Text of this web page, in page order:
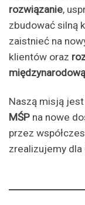
rozwiązanie,
zbudować silną
zaistnieć na
klientów oraz
międzynarodową
Naszą misją
MŚP na nowe
przez
zrealizujemy dla